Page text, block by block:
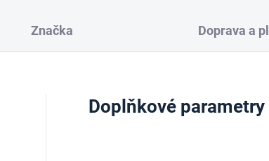
Značka Doprava a
Doplňkové parametry